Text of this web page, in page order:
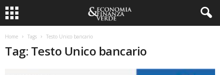
Home Tags Testo Unico bancario
Tag: Testo Unico bancario